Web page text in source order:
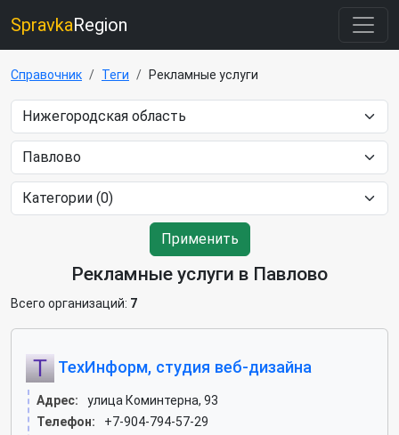
SpravkaRegion
Справочник Теги Рекламные услуги
Применить
Рекламные услуги в Павлово
Всего организаций: 7
ТехИнформ, студия веб-дизайна
Адрес:
улица Коминтерна, 93
Телефон:
+7-904-794-57-29